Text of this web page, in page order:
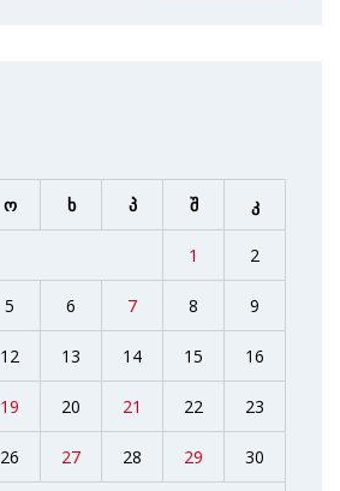
ო ხ პ შ კ
1 2
5 6 7 8 9
12 13 14 15 16
19 20 21 22 23
26 27 28 29 30